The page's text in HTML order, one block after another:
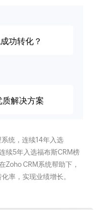
功转化？
解决方案
统，连续14年入选
续5年入选福布斯CRM榜
Zoho CRM系统帮助下，
率，实现业绩增长。